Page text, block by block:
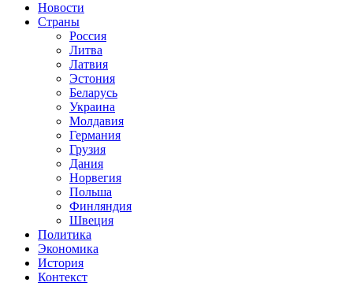
Новости
Страны
Россия
Литва
Латвия
Эстония
Беларусь
Украина
Молдавия
Германия
Грузия
Дания
Норвегия
Польша
Финляндия
Швеция
Политика
Экономика
История
Контекст